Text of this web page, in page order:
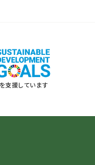
支援しています